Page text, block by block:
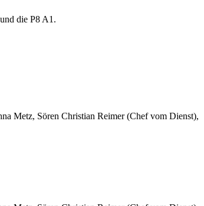
die P8 A1.
Metz, Sören Christian Reimer (Chef vom Dienst),